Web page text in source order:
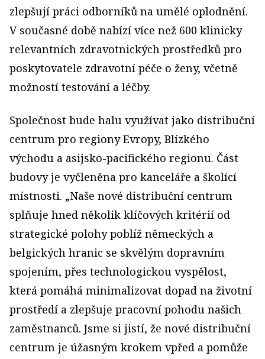
zlepšují práci odborníků na umělé oplodnění.
V současné době nabízí více než 600 klinicky
relevantních zdravotnických prostředků pro
poskytovatele zdravotní péče o ženy, včetně
možností testování a léčby.
Společnost bude halu využívat jako distribuční
centrum pro regiony Evropy, Blízkého
východu a asijsko-pacifického regionu. Část
budovy je vyčleněna pro kanceláře a školící
místnosti. „Naše nové distribuční centrum
splňuje hned několik klíčových kritérií od
strategické polohy poblíž německých a
belgických hranic se skvělým dopravním
spojením, přes technologickou vyspělost,
která pomáhá minimalizovat dopad na životní
prostředí a zlepšuje pracovní pohodu našich
zaměstnanců. Jsme si jistí, že nové distribuční
centrum je úžasným krokem vpřed a pomůže